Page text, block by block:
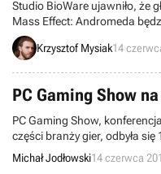
Studio BioWare ujawniło, że
Mass Effect: Andromeda
też parę innych ciekawostek
Krzysztof Mysiak14
PC Gaming Show
PC Gaming Show,
części branży gier, odbyła
polskiego. Zapraszamy do
imprezy, na której m.in. AMD
Michał Jodłowski14 czerwca